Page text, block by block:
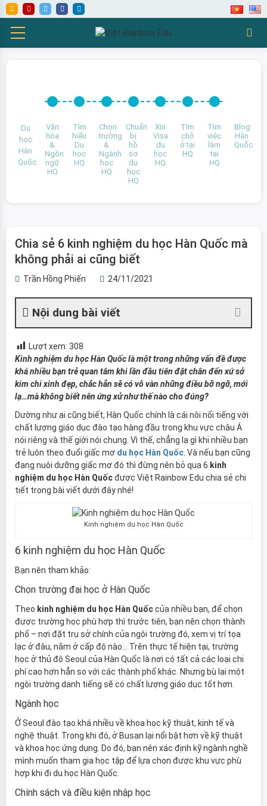
Du
học
Hàn
Quốc
Văn
hóa
&
Ngôn
ngữ
HQ
Tìm
hiểu
Du
học
HQ
Chọn
trường
&
Ngành
học
HQ
Chuẩn
bị
hồ
sơ
du
học
HQ
Xin
Visa
du
học
HQ
Tìm
chỗ
ở tại
HQ
Tìm
việc
làm
tại
HQ
Blog
Hàn
Quốc
Chia sẻ 6 kinh nghiệm du học Hàn Quốc mà
không phải ai cũng biết
Trần Hồng Phiến 24/11/2021
Nội dung bài viết
Lượt xem: 308
Kinh nghiệm du học Hàn Quốc là một trong những vấn đề được
khá nhiều bạn trẻ quan tâm khi lần đầu tiên đặt chân đến xứ sở
kim chi xinh đẹp, chắc hẳn sẽ có vô vàn những điều bỡ ngỡ, mới
lạ…mà không biết nên ứng xử như thế nào cho đúng?
Dường như ai cũng biết, Hàn Quốc chính là cái nôi nổi tiếng với
chất lượng giáo dục đào tạo hàng đầu trong khu vực châu Á
nói riêng và thế giới nói chung. Vì thế, chẳng lạ gì khi nhiều bạn
trẻ luôn theo đuổi giấc mơ du học Hàn Quốc. Và nếu bạn cũng
đang nuôi dưỡng giấc mơ đó thì đừng nên bỏ qua 6 kinh
nghiệm du học Hàn Quốcđược Việt Rainbow Edu chia sẻ chi
tiết trong bài viết dưới đây nhé!
Kinh nghiệm du học Hàn Quốc
6 kinh nghiệm du học Hàn Quốc
Bạn nên tham khảo:
Chọn trường đại học ở Hàn Quốc
Theo kinh nghiệm du học Hàn Quốccủa nhiều bạn, để chọn
được trường học phù hợp thì trước tiên, bạn nên chọn thành
phố – nơi đặt trụ sở chính của ngôi trường đó, xem vị trí tọa
lạc ở đâu, nằm ở cấp độ nào… Trên thực tế hiện tại, trường
học ở thủ đô Seoul của Hàn Quốc là nơi có tất cả các loại chi
phí cao hơn hẳn so với các thành phố khác. Nhưng bù lại một
ngôi trường danh tiếng sẽ có chất lượng giáo dục tốt hơn.
Ngành học
Ở Seoul đào tạo khá nhiều về khoa học kỹ thuật, kinh tế và
nghệ thuật. Trong khi đó, ở Busan lại nổi bật hơn về kỹ thuật
và khoa học ứng dụng. Do đó, bạn nên xác định kỹ ngành nghề
mình muốn tham gia học tập để lựa chọn được khu vực phù
hợp khi đi du học Hàn Quốc.
Chính sách và điều kiện nhập học